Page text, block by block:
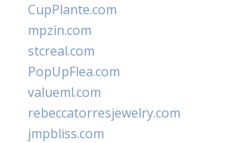
CupPlante.com
mpzin.com
stcreal.com
PopUpFlea.com
valueml.com
rebeccatorresjewelry.com
jmpbliss.com